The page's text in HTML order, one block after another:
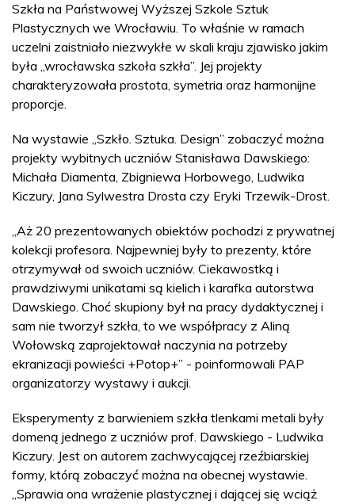
Szkła na Państwowej Wyższej Szkole Sztuk
Plastycznych we Wrocławiu. To właśnie w ramach
uczelni zaistniało niezwykłe w skali kraju zjawisko jakim
była „wrocławska szkoła szkła”. Jej projekty
charakteryzowała prostota, symetria oraz harmonijne
proporcje.
Na wystawie „Szkło. Sztuka. Design” zobaczyć można
projekty wybitnych uczniów Stanisława Dawskiego:
Michała Diamenta, Zbigniewa Horbowego, Ludwika
Kiczury, Jana Sylwestra Drosta czy Eryki Trzewik-Drost.
„Aż 20 prezentowanych obiektów pochodzi z prywatnej
kolekcji profesora. Najpewniej były to prezenty, które
otrzymywał od swoich uczniów. Ciekawostką i
prawdziwymi unikatami są kielich i karafka autorstwa
Dawskiego. Choć skupiony był na pracy dydaktycznej i
sam nie tworzył szkła, to we współpracy z Aliną
Wołowską zaprojektował naczynia na potrzeby
ekranizacji powieści +Potop+” - poinformowali PAP
organizatorzy wystawy i aukcji.
Eksperymenty z barwieniem szkła tlenkami metali były
domeną jednego z uczniów prof. Dawskiego - Ludwika
Kiczury. Jest on autorem zachwycającej rzeźbiarskiej
formy, którą zobaczyć można na obecnej wystawie.
„Sprawia ona wrażenie plastycznej i dającej się wciąż